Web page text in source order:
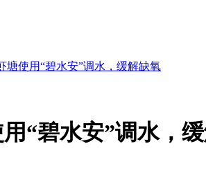
塘使用“碧水安”调水，缓解缺氧
“碧水安”调水，